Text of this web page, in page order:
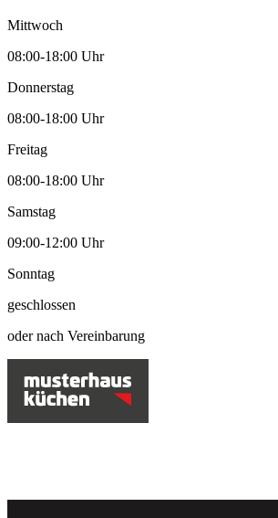
Mittwoch
08:00-18:00 Uhr
Donnerstag
08:00-18:00 Uhr
Freitag
08:00-18:00 Uhr
Samstag
09:00-12:00 Uhr
Sonntag
geschlossen
oder nach Vereinbarung